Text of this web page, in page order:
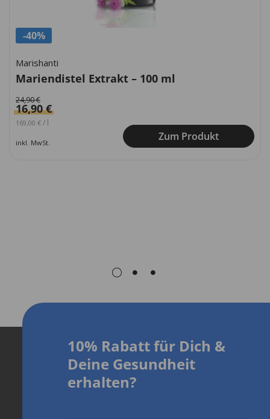
-40%
Marishanti
Mariendistel Extrakt – 100 ml
24,90€
16,90€
Ursprünglicher Preis war: 249,00 €
169,00 €Aktueller Preis ist: 169,00 €.
/ l
inkl. MwSt. Zum Produkt
10% Rabatt für Dich &
Deine Gesundheit
erhalten?